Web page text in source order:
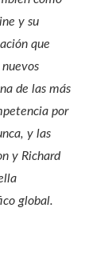
y su
que
de las más
por
y las
y Richard
global.